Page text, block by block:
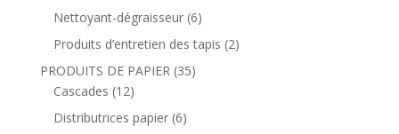
Nettoyant-dégraisseur (6)
Produits d’entretien des tapis (2)
PRODUITS DE PAPIER (35)
Cascades (12)
Distributrices papier (6)